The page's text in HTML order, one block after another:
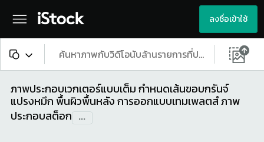
ลงชื่อเข้าใช้
เนื้อหาทั้งหมด
ภาพ
ภาพประกอบเวกเตอร์แบบเต็ม กําหนดเส้นขอบกรันจ์
แปรงหมึก พื้นผิวพื้นหลัง การออกแบบเทมเพลตสํ ภาพ
ประกอบสต็อก ...